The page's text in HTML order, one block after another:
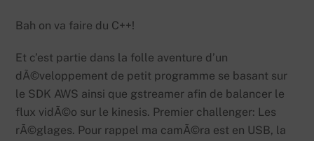
Bah on va faire du C++!
Et c’est partie dans la folle aventure d’un
dÃ©veloppement de petit programme se basant sur
le SDK AWS ainsi que gstreamer afin de balancer le
flux vidÃ©o sur le kinesis. Premier challenger: Les
rÃ©glages. Pour rappel ma camÃ©ra est en USB, la